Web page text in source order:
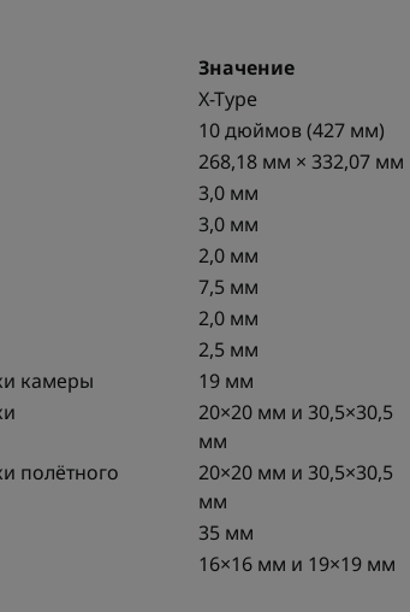
Значение
X-Type
10 дюймов (427 мм)
268,18 мм × 332,07 мм
3,0 мм
3,0 мм
2,0 мм
7,5 мм
2,0 мм
2,5 мм
камеры
19 мм
20×20 мм и 30,5×30,5
мм
полётного
20×20 мм и 30,5×30,5
мм
35 мм
16×16 мм и 19×19 мм